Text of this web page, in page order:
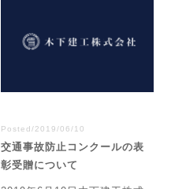
Posted/2019/06/10
交通事故防止コンクールの表
彰受贈について